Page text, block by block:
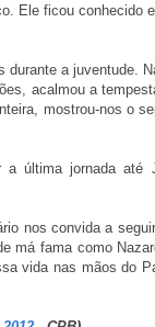
Ele ficou conhecido
a juventude.
acalmou a
mostrou-nos o
última jornada até
nos convida a
má fama como
vida nas mãos do